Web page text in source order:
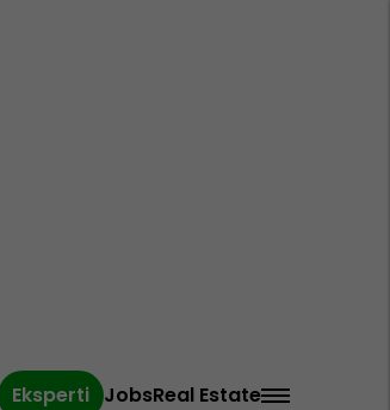
Eksperti JobsReal Estate